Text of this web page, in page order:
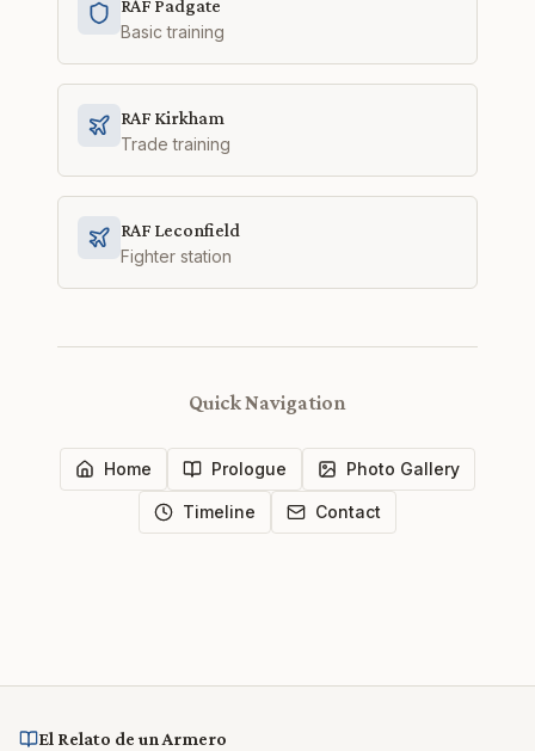
RAF Padgate
Basic training
RAF Kirkham
Trade training
RAF Leconfield
Fighter station
Quick Navigation
Home Prologue Photo Gallery
Timeline Contact
El Relato de un Armero